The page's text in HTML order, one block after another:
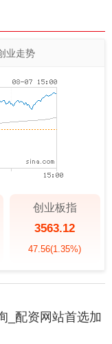
业走势
创业板指
3563.12
47.56(1.35%)
_配资网站首选加